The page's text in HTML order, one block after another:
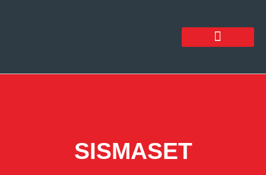
SISMASET